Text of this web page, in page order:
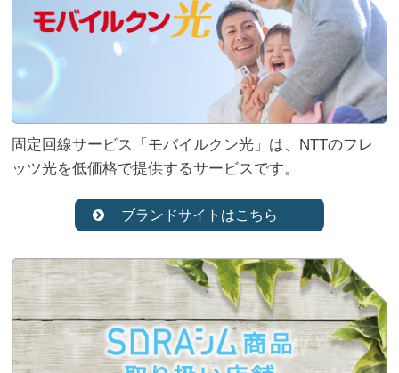
固定回線サービス「モバイルクン光」は、NTTのフレ
ッツ光を低価格で提供するサービスです。
ブランドサイトはこちら